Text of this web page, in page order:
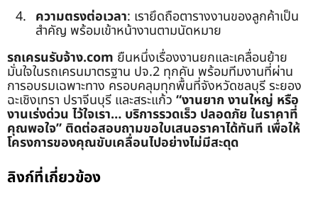
ความตรงต่อเวลา: เรายึดถือตารางงานของลูกค้าเป็น
สำคัญ พร้อมเข้าหน้างานตามนัดหมาย
รถเครนรับจ้าง.com ยืนหนึ่งเรื่องงานยกและเคลื่อนย้าย
มั่นใจในรถเครนมาตรฐาน ปจ.2 ทุกคัน พร้อมทีมงานที่ผ่าน
การอบรมเฉพาะทาง ครอบคลุมทุกพื้นที่จังหวัดชลบุรี ระยอง
ฉะเชิงเทรา ปราจีนบุรี และสระแก้ว “งานยาก งานใหญ่ หรือ
งานเร่งด่วน ไว้ใจเรา… บริการรวดเร็ว ปลอดภัย ในราคาที่
คุณพอใจ” ติดต่อสอบถามขอใบเสนอราคาได้ทันที เพื่อให้
โครงการของคุณขับเคลื่อนไปอย่างไม่มีสะดุด
ลิงก์ที่เกี่ยวข้อง